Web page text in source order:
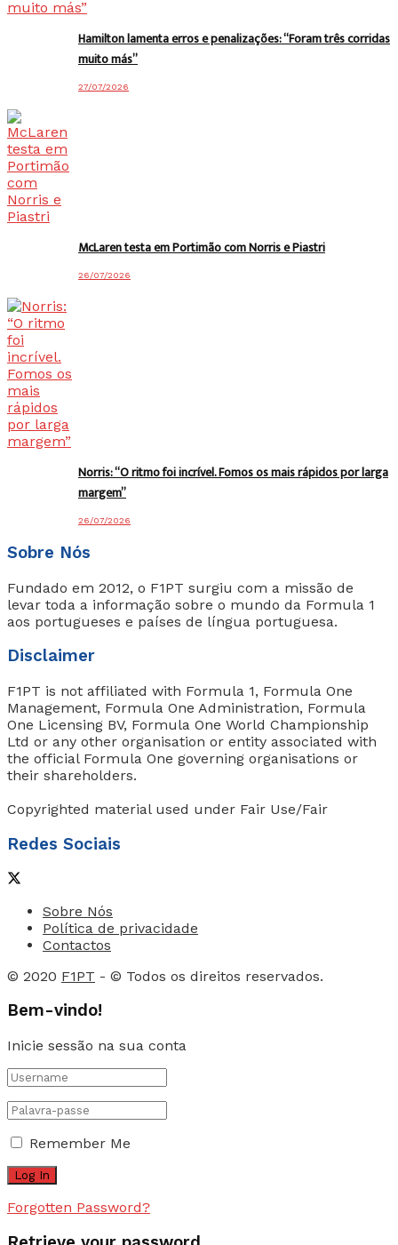
Hamilton lamenta erros e penalizações: “Foram três corridas
muito más”
27/07/2026
McLaren testa em Portimão com Norris e Piastri
26/07/2026
Norris: “O ritmo foi incrível. Fomos os mais rápidos por larga
margem”
26/07/2026
Sobre Nós
Fundado em 2012, o F1PT surgiu com a missão de
levar toda a informação sobre o mundo da Formula 1
aos portugueses e países de língua portuguesa.
Disclaimer
F1PT is not affiliated with Formula 1, Formula One
Management, Formula One Administration, Formula
One Licensing BV, Formula One World Championship
Ltd or any other organisation or entity associated with
the official Formula One governing organisations or
their shareholders.
Copyrighted material used under Fair Use/Fair
Redes Sociais
Sobre Nós
Política de privacidade
Contactos
© 2020 F1PT - © Todos os direitos reservados.
Bem-vindo!
Inicie sessão na sua conta
Remember Me
Forgotten Password?